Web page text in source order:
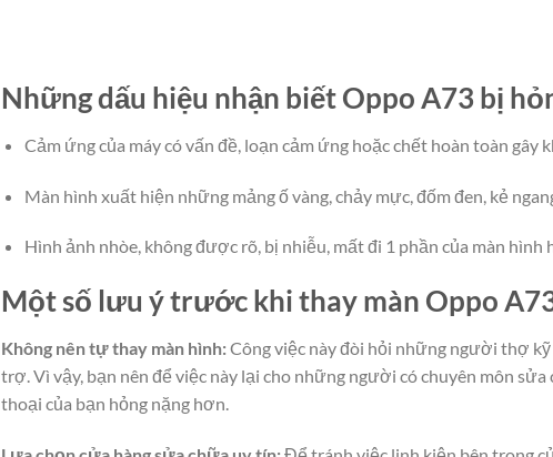
Những dấu hiệu nhận biết Oppo A73 bị
Cảm ứng của máy có vấn đề, loạn cảm ứng hoặc chết hoàn toàn gây
Màn hình xuất hiện những mảng ố vàng, chảy mực, đốm đen, kẻ
Hình ảnh nhòe, không được rõ, bị nhiễu, mất đi 1 phần của màn hình
Một số lưu ý trước khi thay màn Oppo
Không nên tự thay màn hình:Công việc này đòi hỏi những người thợ
trợ. Vì vậy, bạn nên để việc này lại cho những người có chuyên môn
thoại của bạn hỏng nặng hơn.